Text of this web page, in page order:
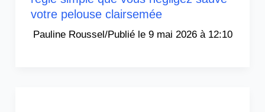
votre pelouse clairsemée
Pauline Roussel/ 9 mai 2026 à 12:10